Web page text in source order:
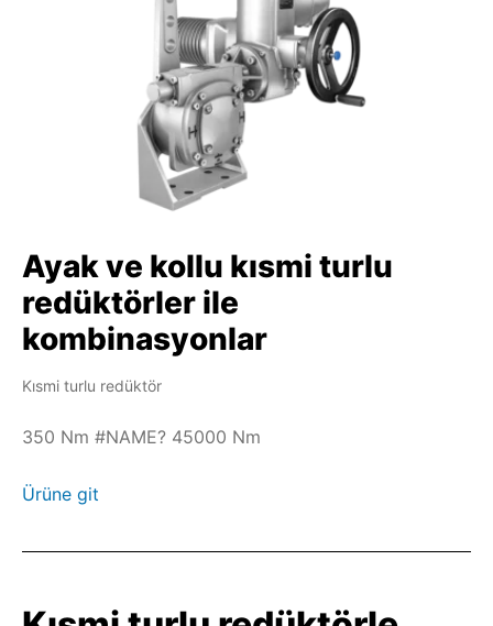
Ayak ve kollu kısmi turlu
redüktörler ile
kombinasyonlar
Kısmi turlu redüktör
350 Nm #NAME? 45000 Nm
Ürüne git